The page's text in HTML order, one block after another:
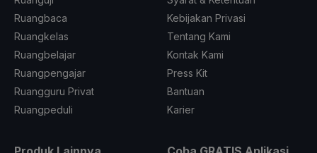
Ruangbaca
Ruangkelas
Ruangbelajar
Ruangpengajar
Ruangguru Privat
Ruangpeduli
Kebijakan Privasi
Tentang Kami
Kontak Kami
Press Kit
Bantuan
Karier